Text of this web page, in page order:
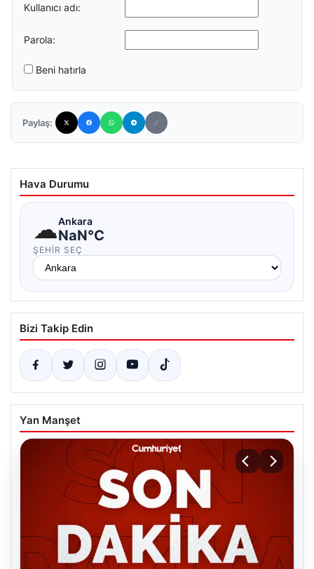
Kullanıcı adı:
Parola:
Beni hatırla
Paylaş:
Hava Durumu
☁Ankara
NaN°C
ŞEHIR SEÇ
Bizi Takip Edin
Yan Manşet